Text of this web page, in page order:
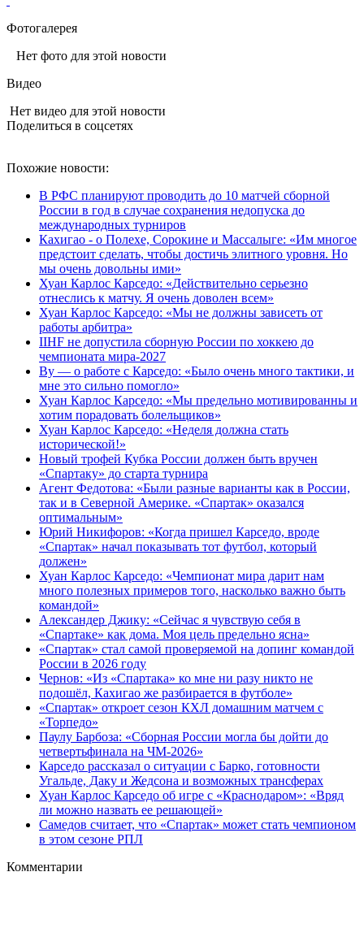
Фотогалерея
Нет фото для этой новости
Видео
Нет видео для этой новости
Поделиться в соцсетях
Похожие новости:
В РФС планируют проводить до 10 матчей сборной
России в год в случае сохранения недопуска до
международных турниров
Кахигао - о Полехе, Сорокине и Массалыге: «Им многое
предстоит сделать, чтобы достичь элитного уровня. Но
мы очень довольны ими»
Хуан Карлос Карседо: «Действительно серьезно
отнеслись к матчу. Я очень доволен всем»
Хуан Карлос Карседо: «Мы не должны зависеть от
работы арбитра»
IIHF не допустила сборную России по хоккею до
чемпионата мира‑2027
Ву — о работе с Карседо: «Было очень много тактики, и
мне это сильно помогло»
Хуан Карлос Карседо: «Мы предельно мотивированны и
хотим порадовать болельщиков»
Хуан Карлос Карседо: «Неделя должна стать
исторической!»
Новый трофей Кубка России должен быть вручен
«Спартаку» до старта турнира
Агент Федотова: «Были разные варианты как в России,
так и в Северной Америке. «Спартак» оказался
оптимальным»
Юрий Никифоров: «Когда пришел Карседо, вроде
«Спартак» начал показывать тот футбол, который
должен»
Хуан Карлос Карседо: «Чемпионат мира дарит нам
много полезных примеров того, насколько важно быть
командой»
Александер Джику: «Сейчас я чувствую себя в
«Спартаке» как дома. Моя цель предельно ясна»
«Спартак» стал самой проверяемой на допинг командой
России в 2026 году
Чернов: «Из «Спартака» ко мне ни разу никто не
подошёл, Кахигао же разбирается в футболе»
«Спартак» откроет сезон КХЛ домашним матчем с
«Торпедо»
Паулу Барбоза: «Сборная России могла бы дойти до
четвертьфинала на ЧМ‑2026»
Карседо рассказал о ситуации с Барко, готовности
Угальде, Даку и Жедсона и возможных трансферах
Хуан Карлос Карседо об игре с «Краснодаром»: «Вряд
ли можно назвать ее решающей»
Самедов считает, что «Спартак» может стать чемпионом
в этом сезоне РПЛ
Комментарии